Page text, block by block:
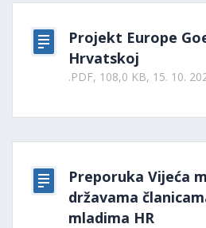
Projekt Europe
Hrvatskoj
.PDF, 108,0 KB, 15. 10.
Preporuka Vijeća
državama
mladima HR